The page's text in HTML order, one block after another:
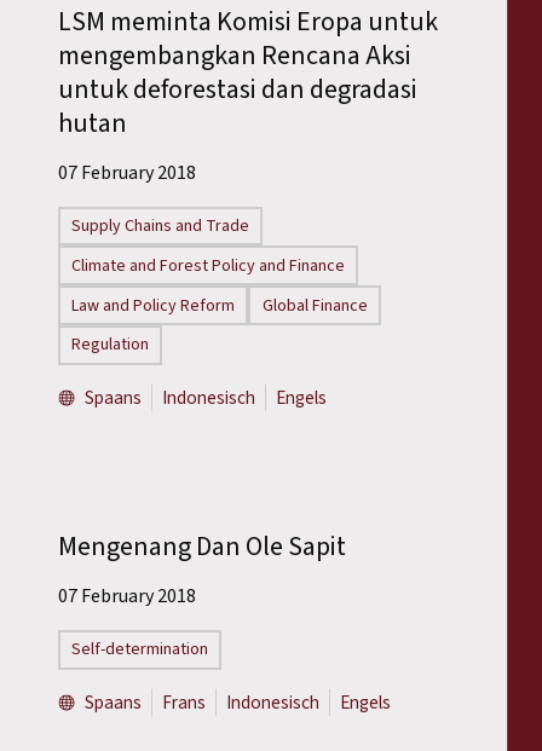
LSM meminta Komisi Eropa untuk
mengembangkan Rencana Aksi
untuk deforestasi dan degradasi
hutan
07 February 2018
Supply Chains and Trade
Climate and Forest Policy and Finance
Law and Policy Reform
Global Finance
Regulation
Spaans Indonesisch Engels
Mengenang Dan Ole Sapit
07 February 2018
Self-determination
Spaans Frans Indonesisch Engels